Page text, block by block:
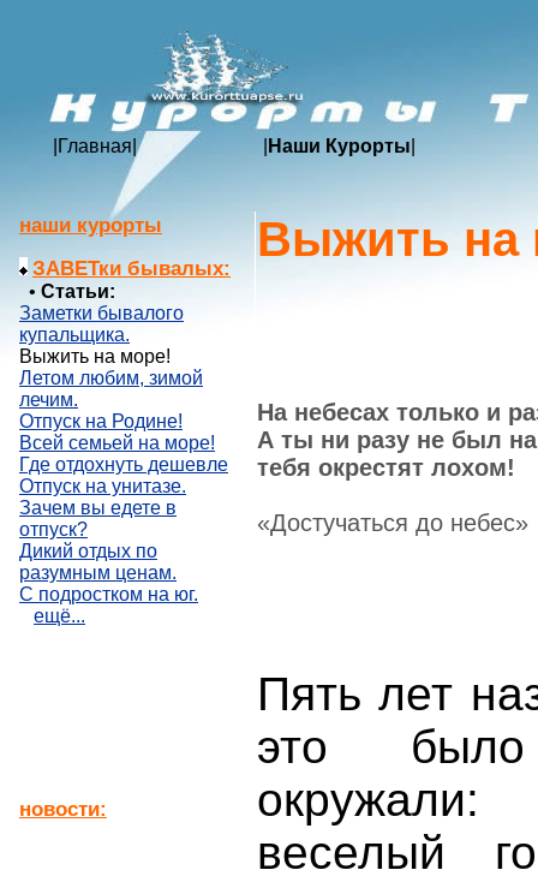
Главная Наши Курорты
наши курорты
ЗАВЕТки бывалых:
• Статьи:
Заметки бывалого
купальщика.
Выжить на море!
Летом любим, зимой
лечим.
Отпуск на Родине!
Всей семьей на море!
Где отдохнуть дешевле
Отпуск на унитазе.
Зачем вы едете в
отпуск?
Дикий отдых по
разумным ценам.
С подростком на юг.
ещё...
новости:
Выжить на
На небесах только и
А ты ни разу не был
тебя окрестят лохом!
«Достучаться до небес»
Пять лет
это было
веселый